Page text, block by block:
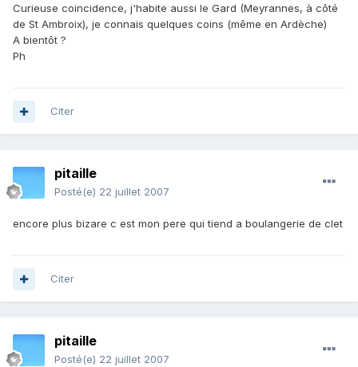
Curieuse coincidence, j'habite aussi le Gard (Meyrannes, à côté
de St Ambroix), je connais quelques coins (même en Ardèche)
A bientôt ?
Ph
Citer
pitaille
Posté(e) 22 juillet 2007
encore plus bizare c est mon pere qui tiend a boulangerie de clet
Citer
pitaille
Posté(e) 22 juillet 2007